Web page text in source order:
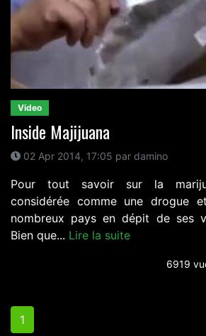
Video
Inside Majijuana
02 Apr 2014, 17:05 par damino
Pour tout savoir sur la
considérée comme une drogue
nombreux pays en dépit de ses
Bien que... Lire la suite
6919
1